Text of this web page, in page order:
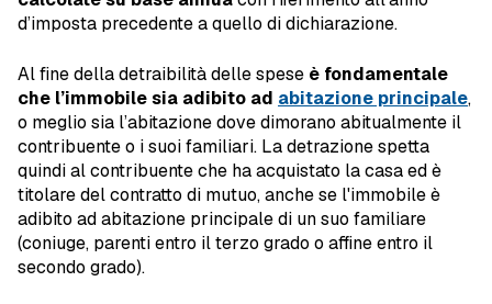
d’imposta precedente a quello di dichiarazione.
Al fine della detraibilità delle spese è fondamentale
che l’immobile sia adibito ad abitazione principale,
o meglio sia l’abitazione dove dimorano abitualmente il
contribuente o i suoi familiari. La detrazione spetta
quindi al contribuente che ha acquistato la casa ed è
titolare del contratto di mutuo, anche se l'immobile è
adibito ad abitazione principale di un suo familiare
(coniuge, parenti entro il terzo grado o affine entro il
secondo grado).